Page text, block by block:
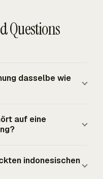
Questions
dasselbe wie
Eine Faktur
die von
ausgestellt wird. Nicht-
keine
auf eine
und Adresse sowie
indonesischen